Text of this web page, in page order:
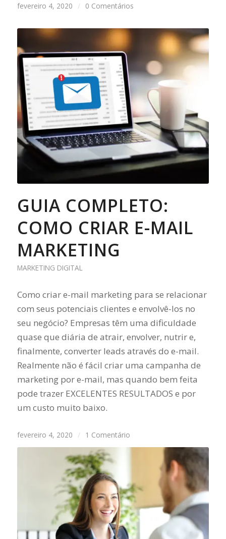
fevereiro 4, 2020 / 0 Comentários
GUIA COMPLETO:
COMO CRIAR E-MAIL
MARKETING
MARKETING DIGITAL
Como criar e-mail marketing para se relacionar
com seus potenciais clientes e envolvê-los no
seu negócio? Empresas têm uma dificuldade
quase que diária de atrair, envolver, nutrir e,
finalmente, converter leads através do e-mail.
Realmente não é fácil criar uma campanha de
marketing por e-mail, mas quando bem feita
pode trazer EXCELENTES RESULTADOS e por
um custo muito baixo.
fevereiro 4, 2020 / 1 Comentário